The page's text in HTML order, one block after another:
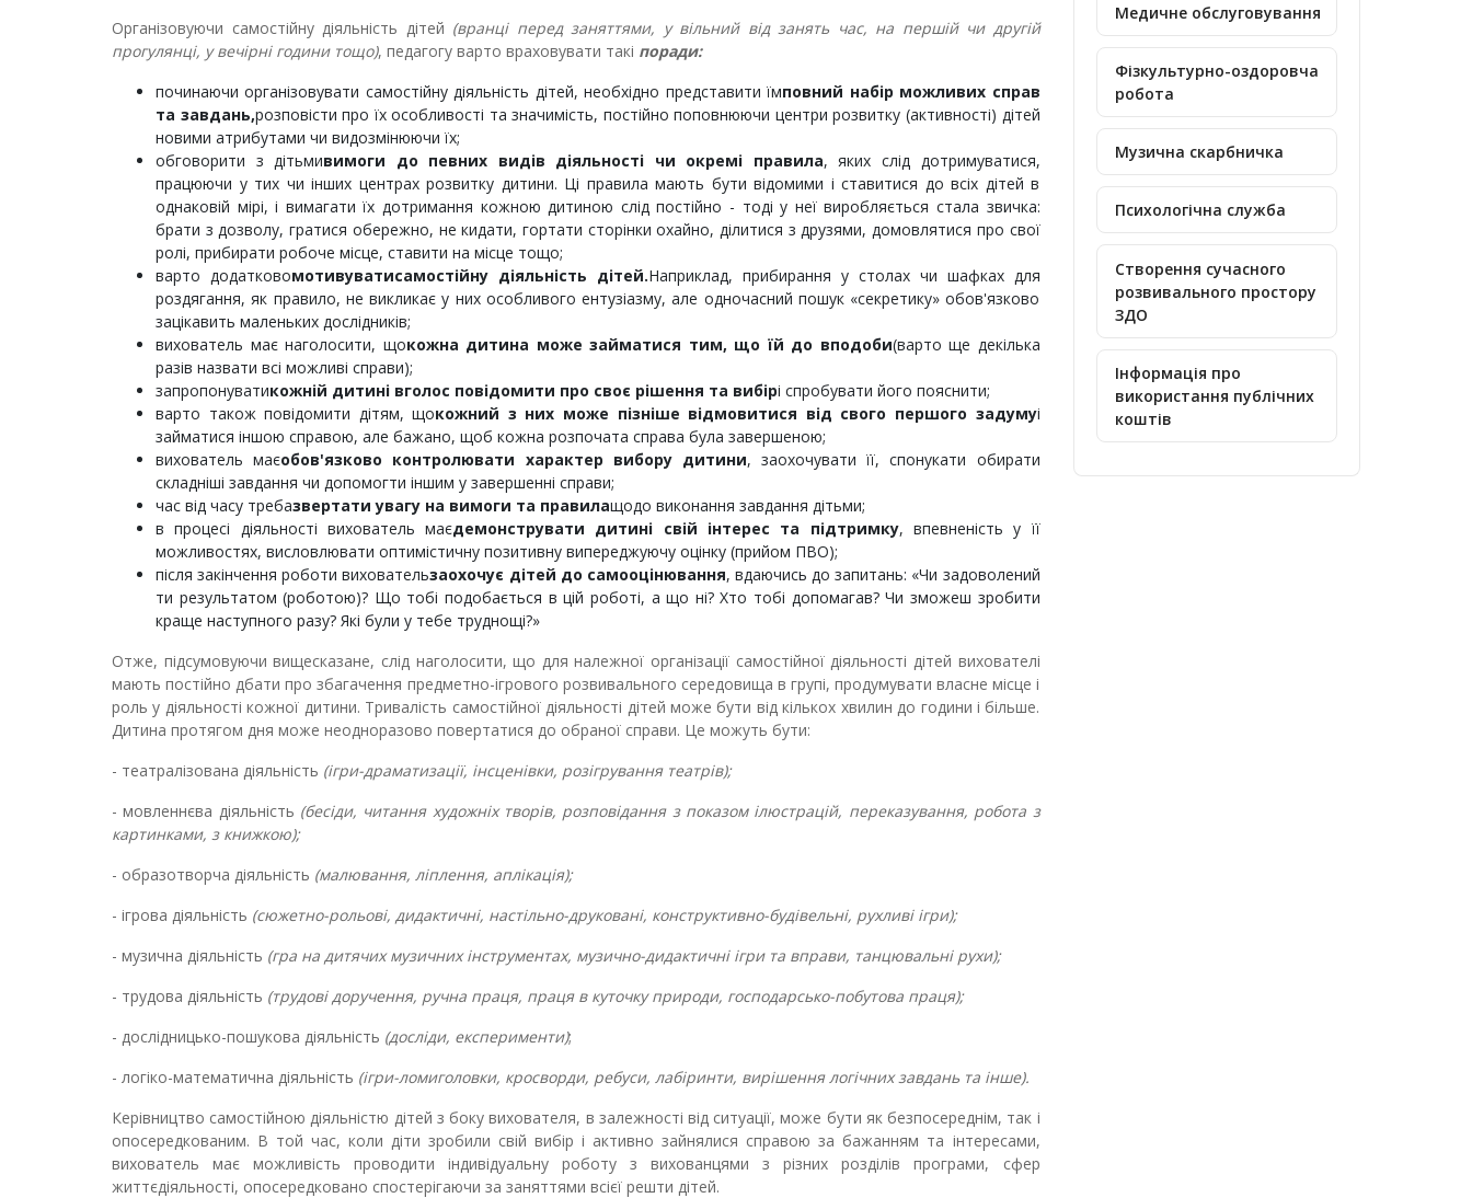
Організовуючи самостійну діяльність дітей (вранці перед заняттями, у вільний від занять час, на першій чи другій
прогулянці, у вечірні години тощо), педагогу варто враховувати такі поради:
починаючи організовувати самостійну діяльність дітей, необхідно представити їмповний набір можливих справ
та завдань,розповісти про їх особливості та значимість, постійно поповнюючи центри розвитку (активності) дітей
новими атрибутами чи видозмінюючи їх;
обговорити з дітьмивимоги до певних видів діяльності чи окремі правила, яких слід дотримуватися,
працюючи у тих чи інших центрах розвитку дитини. Ці правила мають бути відомими і ставитися до всіх дітей в
однаковій мірі, і вимагати їх дотримання кожною дитиною слід постійно - тоді у неї виробляється стала звичка:
брати з дозволу, гратися обережно, не кидати, гортати сторінки охайно, ділитися з друзями, домовлятися про свої
ролі, прибирати робоче місце, ставити на місце тощо;
варто додатковомотивуватисамостійну діяльність дітей.Наприклад, прибирання у столах чи шафках для
роздягання, як правило, не викликає у них особливого ентузіазму, але одночасний пошук «секретику» обов'язково
зацікавить маленьких дослідників;
вихователь має наголосити, щокожна дитина може займатися тим, що їй до вподоби(варто ще декілька
разів назвати всі можливі справи);
запропонуватикожній дитині вголос повідомити про своє рішення та вибірі спробувати його пояснити;
варто також повідомити дітям, щокожний з них може пізніше відмовитися від свого першого задумуі
займатися іншою справою, але бажано, щоб кожна розпочата справа була завершеною;
вихователь маєобов'язково контролювати характер вибору дитини, заохочувати її, спонукати обирати
складніші завдання чи допомогти іншим у завершенні справи;
час від часу требазвертати увагу на вимоги та правилащодо виконання завдання дітьми;
в процесі діяльності вихователь маєдемонструвати дитині свій інтерес та підтримку, впевненість у її
можливостях, висловлювати оптимістичну позитивну випереджуючу оцінку (прийом ПВО);
після закінчення роботи виховательзаохочує дітей до самооцінювання, вдаючись до запитань: «Чи задоволений
ти результатом (роботою)? Що тобі подобається в цій роботі, а що ні? Хто тобі допомагав? Чи зможеш зробити
краще наступного разу? Які були у тебе труднощі?»
Отже, підсумовуючи вищесказане, слід наголосити, що для належної організації самостійної діяльності дітей вихователі
мають постійно дбати про збагачення предметно-ігрового розвивального середовища в групі, продумувати власне місце і
роль у діяльності кожної дитини. Тривалість самостійної діяльності дітей може бути від кількох хвилин до години і більше.
Дитина протягом дня може неодноразово повертатися до обраної справи. Це можуть бути:
- театралізована діяльність (ігри-драматизації, інсценівки, розігрування театрів);
- мовленнєва діяльність (бесіди, читання художніх творів, розповідання з показом ілюстрацій, переказування, робота з
картинками, з книжкою);
- образотворча діяльність (малювання, ліплення, аплікація);
- ігрова діяльність (сюжетно-рольові, дидактичні, настільно-друковані, конструктивно-будівельні, рухливі ігри);
- музична діяльність (гра на дитячих музичних інструментах, музично-дидактичні ігри та вправи, танцювальні рухи);
- трудова діяльність (трудові доручення, ручна праця, праця в куточку природи, господарсько-побутова праця);
- дослідницько-пошукова діяльність (досліди, експерименти);
- логіко-математична діяльність (ігри-ломиголовки, кросворди, ребуси, лабіринти, вирішення логічних завдань та інше).
Керівництво самостійною діяльністю дітей з боку вихователя, в залежності від ситуації, може бути як безпосереднім, так і
опосередкованим. В той час, коли діти зробили свій вибір і активно зайнялися справою за бажанням та інтересами,
вихователь має можливість проводити індивідуальну роботу з вихованцями з різних розділів програми, сфер
життєдіяльності, опосередковано спостерігаючи за заняттями всієї решти дітей.
Медичне обслуговування
Фізкультурно-оздоровча
робота
Музична скарбничка
Психологічна служба
Створення сучасного
розвивального простору
ЗДО
Інформація про
використання публічних
коштів